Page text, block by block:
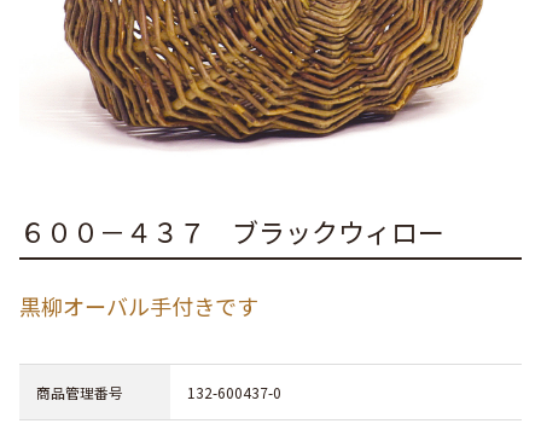
６００－４３７ ブラックウィロー
黒柳オーバル手付きです
商品管理番号 132-600437-0